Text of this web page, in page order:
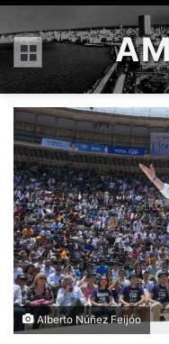
Menú
Alberto Núñez Feijóo